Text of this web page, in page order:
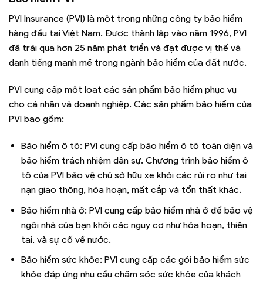
PVI Insurance (PVI) là một trong những công ty bảo hiểm
hàng đầu tại Việt Nam. Được thành lập vào năm 1996, PVI
đã trải qua hơn 25 năm phát triển và đạt được vị thế và
danh tiếng mạnh mẽ trong ngành bảo hiểm của đất nước.
PVI cung cấp một loạt các sản phẩm bảo hiểm phục vụ
cho cá nhân và doanh nghiệp. Các sản phẩm bảo hiểm của
PVI bao gồm:
Bảo hiểm ô tô: PVI cung cấp bảo hiểm ô tô toàn diện và
bảo hiểm trách nhiệm dân sự. Chương trình bảo hiểm ô
tô của PVI bảo vệ chủ sở hữu xe khỏi các rủi ro như tai
nạn giao thông, hỏa hoạn, mất cắp và tổn thất khác.
Bảo hiểm nhà ở: PVI cung cấp bảo hiểm nhà ở để bảo vệ
ngôi nhà của bạn khỏi các nguy cơ như hỏa hoạn, thiên
tai, và sự cố về nước.
Bảo hiểm sức khỏe: PVI cung cấp các gói bảo hiểm sức
khỏe đáp ứng nhu cầu chăm sóc sức khỏe của khách